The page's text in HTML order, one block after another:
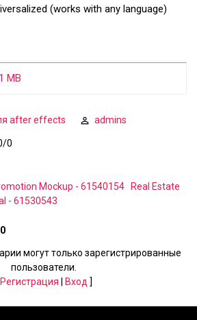
(works with any language)
MB
after effects admins
/0
Mockup - 61540154
Real Estate
- 61530543
0
могут только зарегистрированные
пользователи.
Регистрация Вход ]